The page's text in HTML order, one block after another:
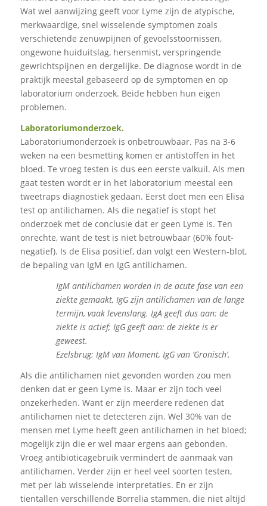
Wat wel aanwijzing geeft voor Lyme zijn de atypische,
merkwaardige, snel wisselende symptomen zoals
verschietende zenuwpijnen of gevoelsstoornissen,
ongewone huiduitslag, hersenmist, verspringende
gewrichtspijnen en dergelijke. De diagnose wordt in de
praktijk meestal gebaseerd op de symptomen en op
laboratorium onderzoek. Beide hebben hun eigen
problemen.
Laboratoriumonderzoek.
Laboratoriumonderzoek is onbetrouwbaar. Pas na 3-6
weken na een besmetting komen er antistoffen in het
bloed. Te vroeg testen is dus een eerste valkuil. Als men
gaat testen wordt er in het laboratorium meestal een
tweetraps diagnostiek gedaan. Eerst doet men een Elisa
test op antilichamen. Als die negatief is stopt het
onderzoek met de conclusie dat er geen Lyme is. Ten
onrechte, want de test is niet betrouwbaar (60% fout-
negatief). Is de Elisa positief, dan volgt een Western-blot,
de bepaling van IgM en IgG antilichamen.
IgM antilichamen worden in de acute fase van een
ziekte gemaakt, IgG zijn antilichamen van de lange
termijn, vaak levenslang. IgA geeft dus aan: de
ziekte is actief; IgG geeft aan: de ziekte is er
geweest.
Ezelsbrug: IgM van Moment, IgG van ‘Gronisch’.
Als die antilichamen niet gevonden worden zou men
denken dat er geen Lyme is. Maar er zijn toch veel
onzekerheden. Want er zijn meerdere redenen dat
antilichamen niet te detecteren zijn. Wel 30% van de
mensen met Lyme heeft geen antilichamen in het bloed;
mogelijk zijn die er wel maar ergens aan gebonden.
Vroeg antibioticagebruik vermindert de aanmaak van
antilichamen. Verder zijn er heel veel soorten testen,
met per lab wisselende interpretaties. En er zijn
tientallen verschillende Borrelia stammen, die niet altijd